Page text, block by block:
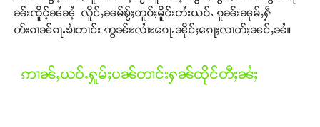
ၼ်းၸိူင့်ၼႆၼႆ့ လိူင်ႇၼမ်ၶႂ်ႈတူဝ်ႈမိူင်းတႆးယဝ်ႉ ၵူၼ်းၼုမ်ႇႁဵ
တ်းၵၢၼ်ၵႃႉၶၢႆတၢင်း ဢွၼ်ႊလၢႆႊၵေႃႉၼိုင်ႈၵေႃႈလၢတ်ႈၼင်ႇၼႆ။
ဢၢၼ်ႇယဝ်ႉႁူမ်ႈပၼ်တၢင်းႁၼ်ထိုင်တီႈၼႆႈ